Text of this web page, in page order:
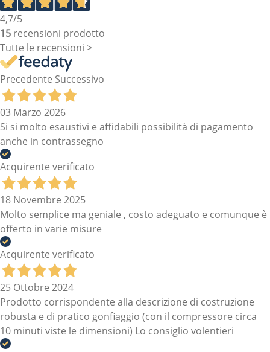
4,7/5
15 recensioni prodotto
Tutte le recensioni >
Precedente Successivo
03 Marzo 2026
Si si molto esaustivi e affidabili possibilità di pagamento
anche in contrassegno
Acquirente verificato
18 Novembre 2025
Molto semplice ma geniale , costo adeguato e comunque è
offerto in varie misure
Acquirente verificato
25 Ottobre 2024
Prodotto corrispondente alla descrizione di costruzione
robusta e di pratico gonfiaggio (con il compressore circa
10 minuti viste le dimensioni) Lo consiglio volentieri